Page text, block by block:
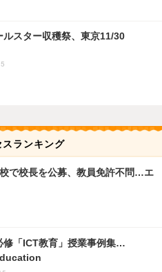
ルスター収穫祭、東京11/30
スランキング
で校長を公募、教員免許不問…エ
修「ICT教育」授業事例集…